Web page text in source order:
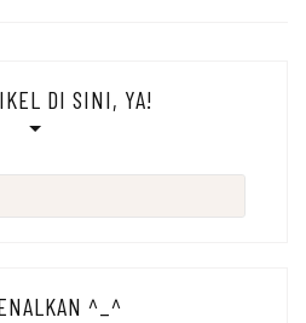
DI SINI, YA!
^_^